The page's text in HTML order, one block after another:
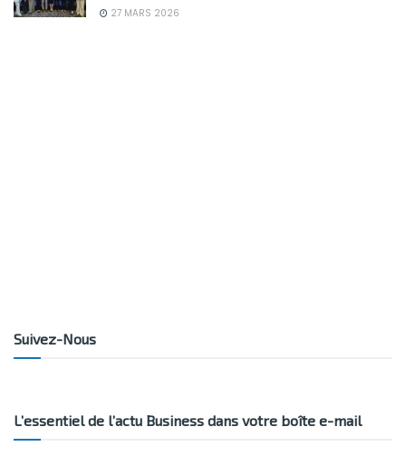
27 MARS 2026
Suivez-Nous
L’essentiel de l’actu Business dans votre boîte e-mail